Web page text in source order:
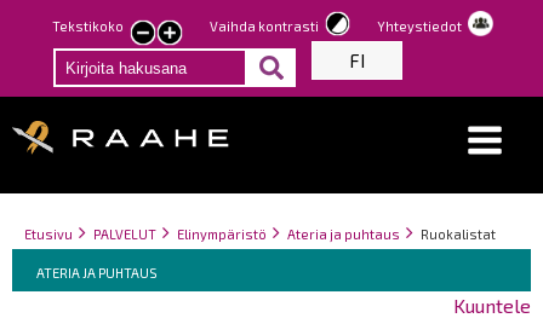
Hyppää
pääsisältöön
Tekstikoko
Pienennä
tekstin
kokoa
Suurenna
tekstin
kokoa
Vaihda kontrasti Yhteystiedot
FI
Breadcrumbs
You
here:
Etusivu PALVELUT Elinympäristö Ateria ja puhtaus Ruokalistat
Breadcrumbs
You
are
ATERIA JA PUHTAUS
Kuuntele